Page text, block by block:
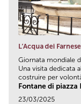
L’Acqua dei Farnese
Giornata mondiale
Una visita dedicata
costruire per
Fontane di piazza
23/03/2025